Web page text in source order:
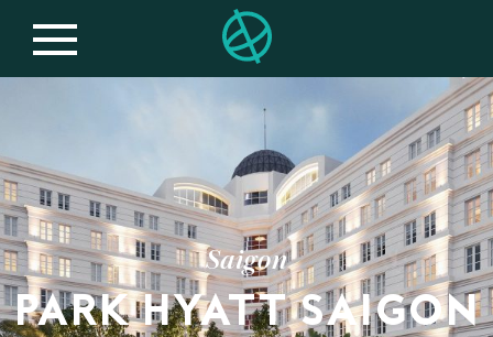
Saigon
PARK HYATT SAIGON